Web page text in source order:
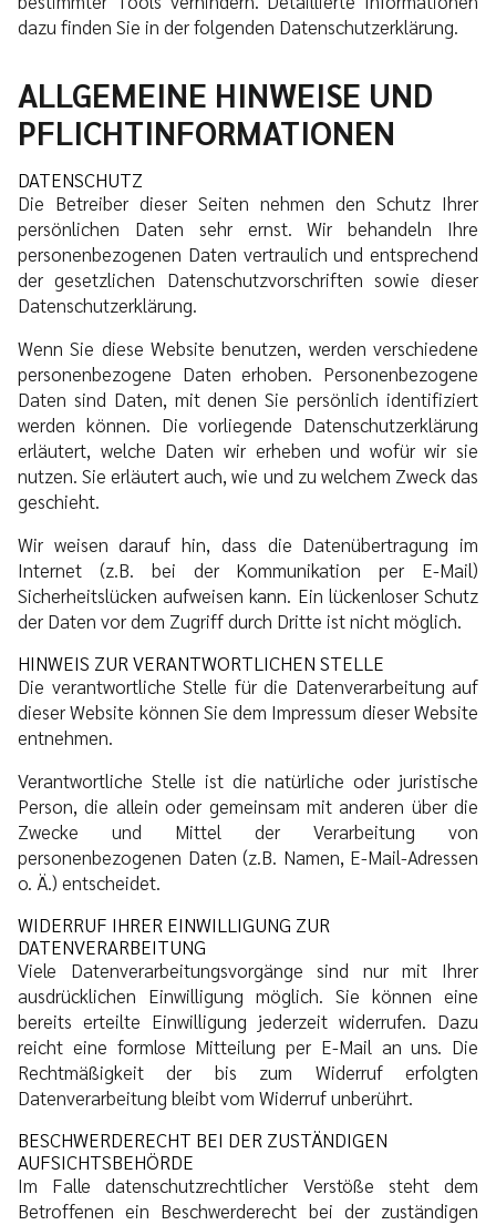
dazu finden Sie in der folgenden Datenschutzerklärung.
ALLGEMEINE HINWEISE UND
PFLICHTINFORMATIONEN
DATENSCHUTZ
Die Betreiber dieser Seiten nehmen den Schutz Ihrer
persönlichen Daten sehr ernst. Wir behandeln Ihre
personenbezogenen Daten vertraulich und entsprechend
der gesetzlichen Datenschutzvorschriften sowie dieser
Datenschutzerklärung.
Wenn Sie diese Website benutzen, werden verschiedene
personenbezogene Daten erhoben. Personenbezogene
Daten sind Daten, mit denen Sie persönlich identifiziert
werden können. Die vorliegende Datenschutzerklärung
erläutert, welche Daten wir erheben und wofür wir sie
nutzen. Sie erläutert auch, wie und zu welchem Zweck das
geschieht.
Wir weisen darauf hin, dass die Datenübertragung im
Internet (z.B. bei der Kommunikation per E-Mail)
Sicherheitslücken aufweisen kann. Ein lückenloser Schutz
der Daten vor dem Zugriff durch Dritte ist nicht möglich.
HINWEIS ZUR VERANTWORTLICHEN STELLE
Die verantwortliche Stelle für die Datenverarbeitung auf
dieser Website können Sie dem Impressum dieser Website
entnehmen.
Verantwortliche Stelle ist die natürliche oder juristische
Person, die allein oder gemeinsam mit anderen über die
Zwecke und Mittel der Verarbeitung von
personenbezogenen Daten (z.B. Namen, E-Mail-Adressen
o. Ä.) entscheidet.
WIDERRUF IHRER EINWILLIGUNG ZUR
DATENVERARBEITUNG
Viele Datenverarbeitungsvorgänge sind nur mit Ihrer
ausdrücklichen Einwilligung möglich. Sie können eine
bereits erteilte Einwilligung jederzeit widerrufen. Dazu
reicht eine formlose Mitteilung per E-Mail an uns. Die
Rechtmäßigkeit der bis zum Widerruf erfolgten
Datenverarbeitung bleibt vom Widerruf unberührt.
BESCHWERDERECHT BEI DER ZUSTÄNDIGEN
AUFSICHTSBEHÖRDE
Im Falle datenschutzrechtlicher Verstöße steht dem
Betroffenen ein Beschwerderecht bei der zuständigen